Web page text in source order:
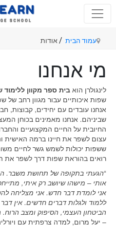
עמוד הבית / אודות
מי אנחנו
לינגולרן הוא בית ספר מקוון
שפות איכותיים עבור מגוון רחב של
אנחנו עובדים עם יחידים, קבוצות,
שביניהם. אנחנו מאמינים בכוחן
החיובית על החיים המקצועיים
עצום לשפר את חיינו ברמה האישית
ששפות יכולות לשמש גשר לחיים
רואים בהוראת שפות דרך לשפר את
“הגעתי בתקופה של תחושת משבר.
אותי – מישהו שיושב רק איתי,
אני לומדת דבר חדש. אני מצליחה
ללמוד ולגלות דברים חדשים. אין
הביטחון העצמי, הסיפוק ומצב הרוח.
– יעל מרום, למדה צרפתית עם